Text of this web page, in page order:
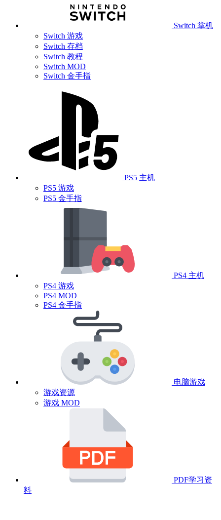
Switch 掌机
Switch 游戏
Switch 存档
Switch 教程
Switch MOD
Switch 金手指
PS5 主机
PS5 游戏
PS5 金手指
PS4 主机
PS4 游戏
PS4 MOD
PS4 金手指
电脑游戏
游戏资源
游戏 MOD
PDF学习资
料